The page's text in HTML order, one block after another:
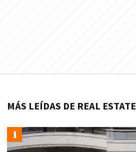
MÁS LEÍDAS DE REAL ESTATE